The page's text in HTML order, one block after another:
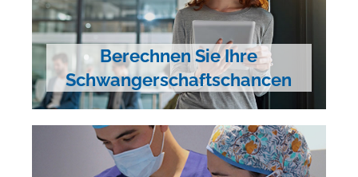
Berechnen Sie Ihre
Schwangerschaftschancen